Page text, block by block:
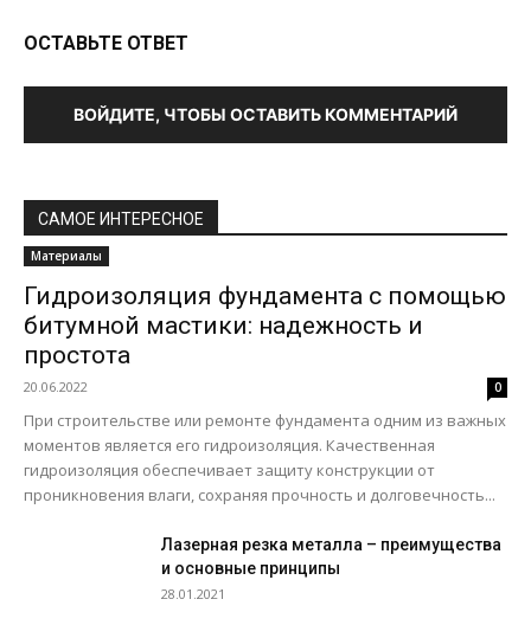
ОСТАВЬТЕ ОТВЕТ
ВОЙДИТЕ, ЧТОБЫ ОСТАВИТЬ КОММЕНТАРИЙ
САМОЕ ИНТЕРЕСНОЕ
Материалы
Гидроизоляция фундамента с помощью
битумной мастики: надежность и
простота
20.06.2022 0
При строительстве или ремонте фундамента одним из важных
моментов является его гидроизоляция. Качественная
гидроизоляция обеспечивает защиту конструкции от
проникновения влаги, сохраняя прочность и долговечность...
Лазерная резка металла – преимущества
и основные принципы
28.01.2021